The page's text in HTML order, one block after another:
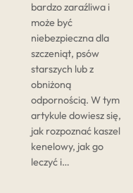
bardzo zaraźliwa i
może być
niebezpieczna dla
szczeniąt, psów
starszych lub z
obniżoną
odpornością. W tym
artykule dowiesz się,
jak rozpoznać kaszel
kenelowy, jak go
leczyć i…